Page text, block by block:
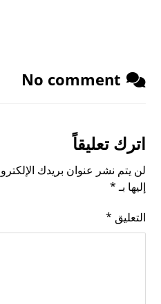
No comment
اترك تعليقاً
لن يتم نشر عنوان بريدك
إليها بـ*
التعليق *